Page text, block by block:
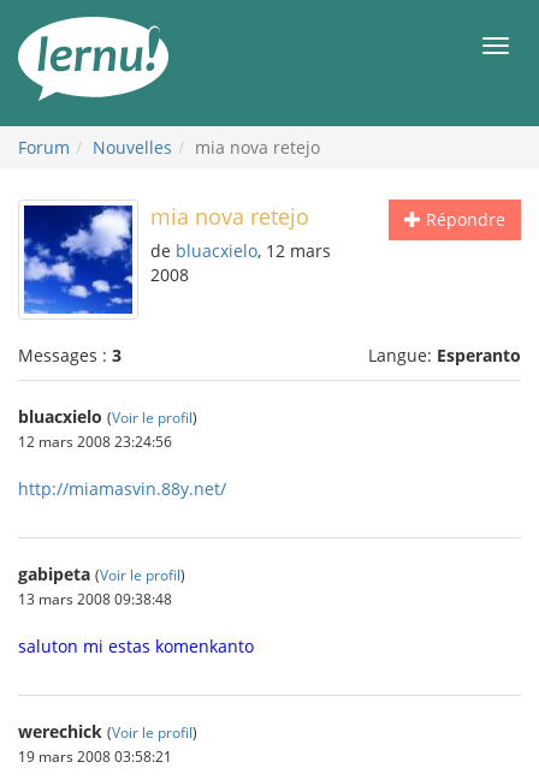
contenu
Forum Nouvelles mia nova retejo
Répondre
mia nova retejo
de bluacxielo, 12 mars
2008
Messages : 3 Langue: Esperanto
bluacxielo (Voir le profil)
12 mars 2008 23:24:56
http://miamasvin.88y.net/
gabipeta (Voir le profil)
13 mars 2008 09:38:48
saluton mi estas komenkanto
werechick (Voir le profil)
19 mars 2008 03:58:21